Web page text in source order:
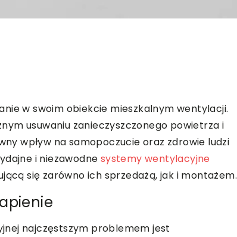
w swoim obiekcie mieszkalnym wentylacji.
usuwaniu zanieczyszczonego powietrza i
wpływ na samopoczucie oraz zdrowie ludzi
i niezawodne systemy wentylacyjne
się zarówno ich sprzedażą, jak i montażem.
najczęstszym problemem jest